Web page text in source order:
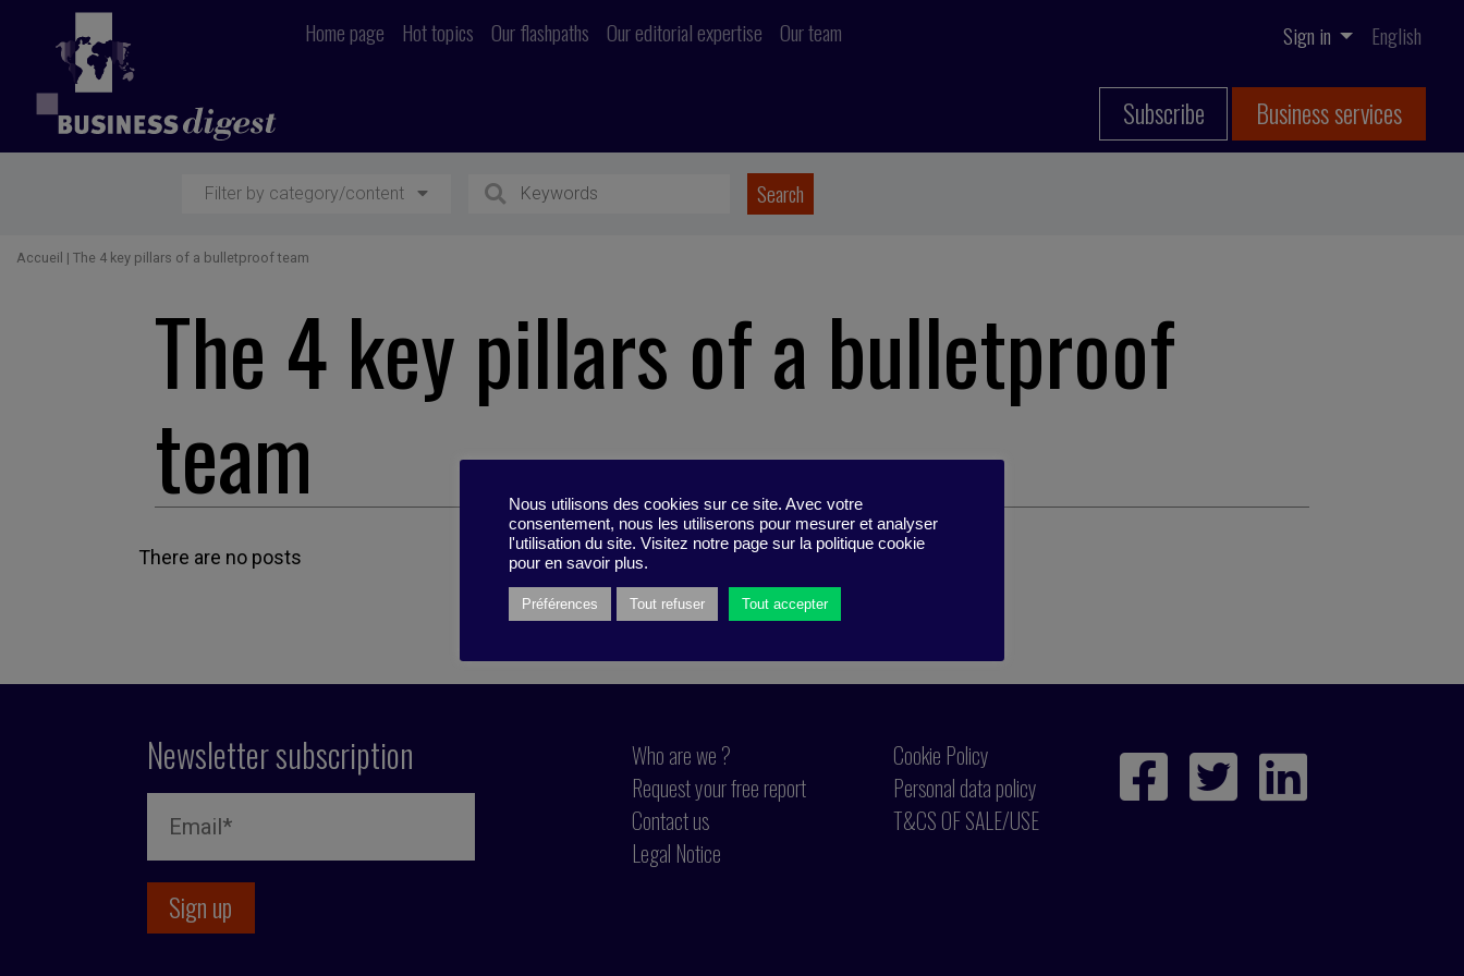
Home page Hot topics Our flashpaths Our editorial expertise Our team Sign in English
Subscribe Business services
Filter by category/content
Accueil | The 4 key pillars of a bulletproof team
The 4 key pillars of a bulletproof
team
There are no posts
Newsletter subscription
Who are we ?
Request your free report
Contact us
Legal Notice
Cookie Policy
Personal data policy
T&CS OF SALE/USE
Nous utilisons des cookies sur ce site. Avec votre
consentement, nous les utiliserons pour mesurer et analyser
l'utilisation du site. Visitez notre page sur la politique cookie
pour en savoir plus.
Préférences Tout refuser Tout accepter